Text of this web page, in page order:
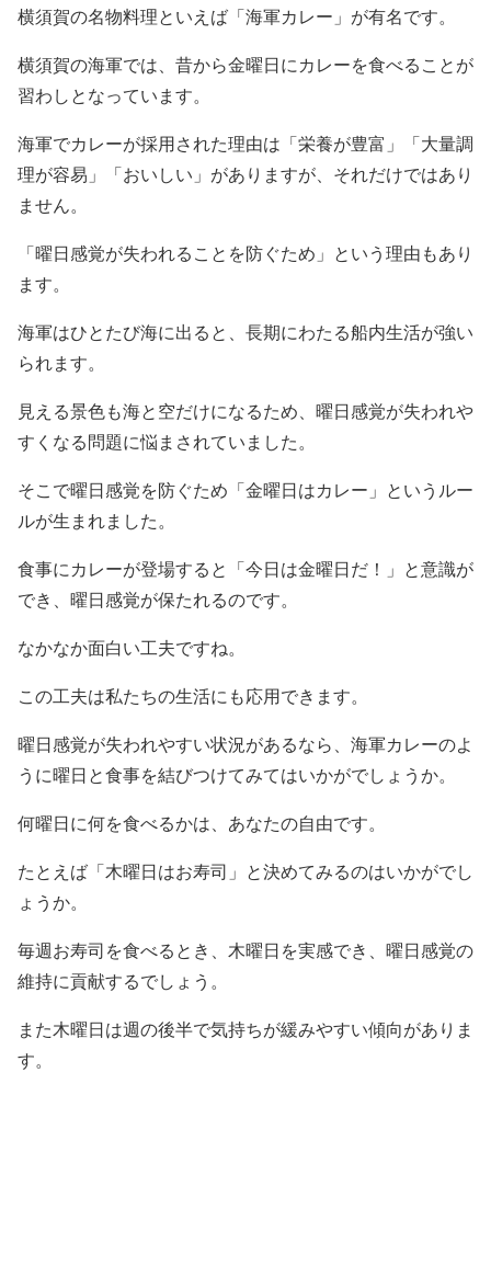
横須賀の名物料理といえば「海軍カレー」が有名です。
横須賀の海軍では、昔から金曜日にカレーを食べることが
習わしとなっています。
海軍でカレーが採用された理由は「栄養が豊富」「大量調
理が容易」「おいしい」がありますが、それだけではあり
ません。
「曜日感覚が失われることを防ぐため」という理由もあり
ます。
海軍はひとたび海に出ると、長期にわたる船内生活が強い
られます。
見える景色も海と空だけになるため、曜日感覚が失われや
すくなる問題に悩まされていました。
そこで曜日感覚を防ぐため「金曜日はカレー」というルー
ルが生まれました。
食事にカレーが登場すると「今日は金曜日だ！」と意識が
でき、曜日感覚が保たれるのです。
なかなか面白い工夫ですね。
この工夫は私たちの生活にも応用できます。
曜日感覚が失われやすい状況があるなら、海軍カレーのよ
うに曜日と食事を結びつけてみてはいかがでしょうか。
何曜日に何を食べるかは、あなたの自由です。
たとえば「木曜日はお寿司」と決めてみるのはいかがでし
ょうか。
毎週お寿司を食べるとき、木曜日を実感でき、曜日感覚の
維持に貢献するでしょう。
また木曜日は週の後半で気持ちが緩みやすい傾向がありま
す。